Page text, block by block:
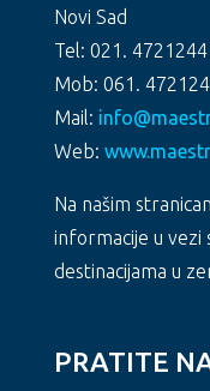
Novi Sad
Tel: 021. 4721244
Mob: 061.
Mail:
Web:
Na našim
informacije u vezi
destinacijama u
PRATITE